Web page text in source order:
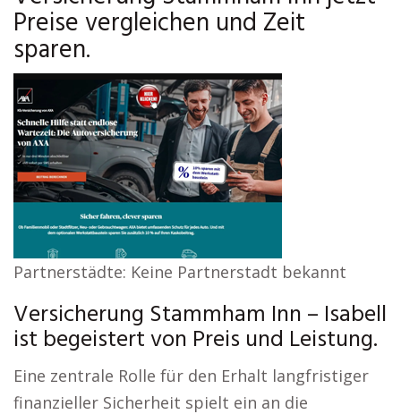
Preise vergleichen und Zeit
sparen.
Partnerstädte: Keine Partnerstadt bekannt
Versicherung Stammham Inn – Isabell
ist begeistert von Preis und Leistung.
Eine zentrale Rolle für den Erhalt langfristiger
finanzieller Sicherheit spielt ein an die